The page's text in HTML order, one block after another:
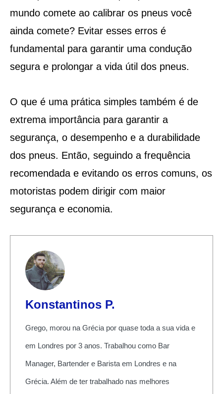
mundo comete ao calibrar os pneus você
ainda comete? Evitar esses erros é
fundamental para garantir uma condução
segura e prolongar a vida útil dos pneus.
O que é uma prática simples também é de
extrema importância para garantir a
segurança, o desempenho e a durabilidade
dos pneus. Então, seguindo a frequência
recomendada e evitando os erros comuns, os
motoristas podem dirigir com maior
segurança e economia.
Konstantinos P.
Grego, morou na Grécia por quase toda a sua vida e
em Londres por 3 anos. Trabalhou como Bar
Manager, Bartender e Barista em Londres e na
Grécia. Além de ter trabalhado nas melhores